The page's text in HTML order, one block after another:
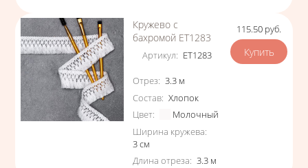
Кружево с
бахромой ЕТ1283
Артикул: ЕТ1283
Характеристики
Отрез: 3.3 м
Состав: Хлопок
Цвет:
Молочный
Ширина кружева:
3см
Длина отреза: 3.3 м
Цена
115.50 руб.